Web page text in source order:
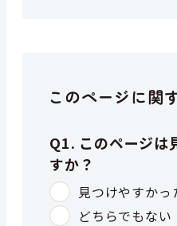
このページに関